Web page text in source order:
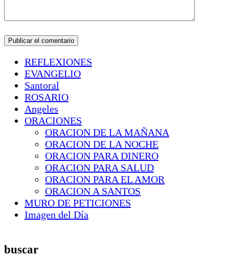
REFLEXIONES
EVANGELIO
Santoral
ROSARIO
Angeles
ORACIONES
ORACION DE LA MAÑANA
ORACION DE LA NOCHE
ORACION PARA DINERO
ORACION PARA SALUD
ORACION PARA EL AMOR
ORACION A SANTOS
MURO DE PETICIONES
Imagen del Día
buscar